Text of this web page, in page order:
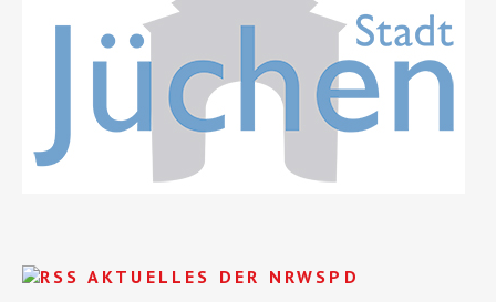
AKTUELLES DER NRWSPD